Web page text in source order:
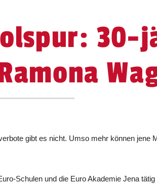
30-
gibt es nicht. Umso mehr können jene
Schulen und die Euro Akademie Jena